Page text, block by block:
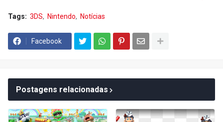
Tags: 3DS Nintendo Notícias
Facebook
Postagens relacionadas